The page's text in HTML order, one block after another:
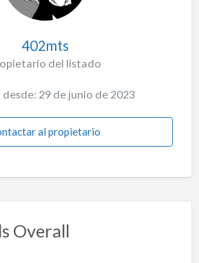
402mts
del listado
29 de junio de 2023
al propietario
Overall